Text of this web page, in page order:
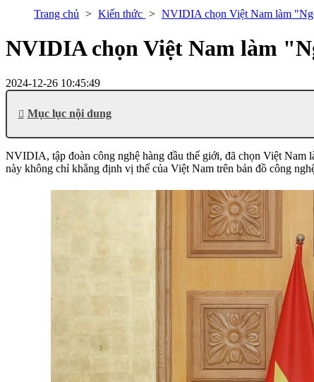
Trang chủ Kiến thức NVIDIA chọn Việt Nam làm
NVIDIA chọn Việt Nam làm
2024-12-26 10:45:49
Mục lục nội dung
NVIDIA, tập đoàn công nghệ hàng đầu thế giới, đã chọn Việt Nam
này không chỉ khẳng định vị thế của Việt Nam trên bản đồ công